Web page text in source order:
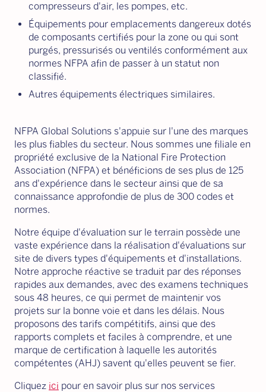
compresseurs d'air, les pompes, etc.
Équipements pour emplacements dangereux dotés
de composants certifiés pour la zone ou qui sont
purgés, pressurisés ou ventilés conformément aux
normes NFPA afin de passer à un statut non
classifié.
Autres équipements électriques similaires.
NFPA Global Solutions s'appuie sur l'une des marques
les plus fiables du secteur. Nous sommes une filiale en
propriété exclusive de la National Fire Protection
Association (NFPA) et bénéficions de ses plus de 125
ans d'expérience dans le secteur ainsi que de sa
connaissance approfondie de plus de 300 codes et
normes.
Notre équipe d'évaluation sur le terrain possède une
vaste expérience dans la réalisation d'évaluations sur
site de divers types d'équipements et d'installations.
Notre approche réactive se traduit par des réponses
rapides aux demandes, avec des examens techniques
sous 48 heures, ce qui permet de maintenir vos
projets sur la bonne voie et dans les délais. Nous
proposons des tarifs compétitifs, ainsi que des
rapports complets et faciles à comprendre, et une
marque de certification à laquelle les autorités
compétentes (AHJ) savent qu'elles peuvent se fier.
Cliquez ici pour en savoir plus sur nos services